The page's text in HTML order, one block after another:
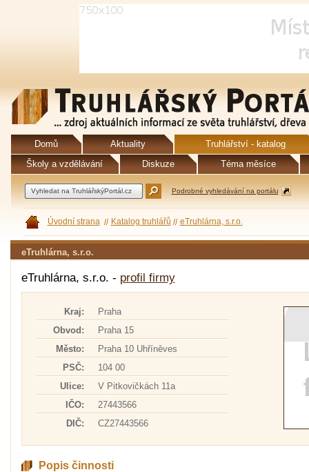
Domů Aktuality
Truhlářství - katalog
Školy a vzdělávání
Diskuze Téma měsíce
Podrobné vyhledávání na portálu
Úvodní strana Katalog truhlářů eTruhlárna, s.r.o.
eTruhlárna, s.r.o.
eTruhlárna, s.r.o. - profil firmy
Kraj:
Praha
Obvod:
Praha 15
Město:
Praha 10 Uhříněves
PSČ:
104 00
Ulice:
V Pitkovičkách 11a
IČO:
27443566
DIČ:
CZ27443566
Popis činnosti